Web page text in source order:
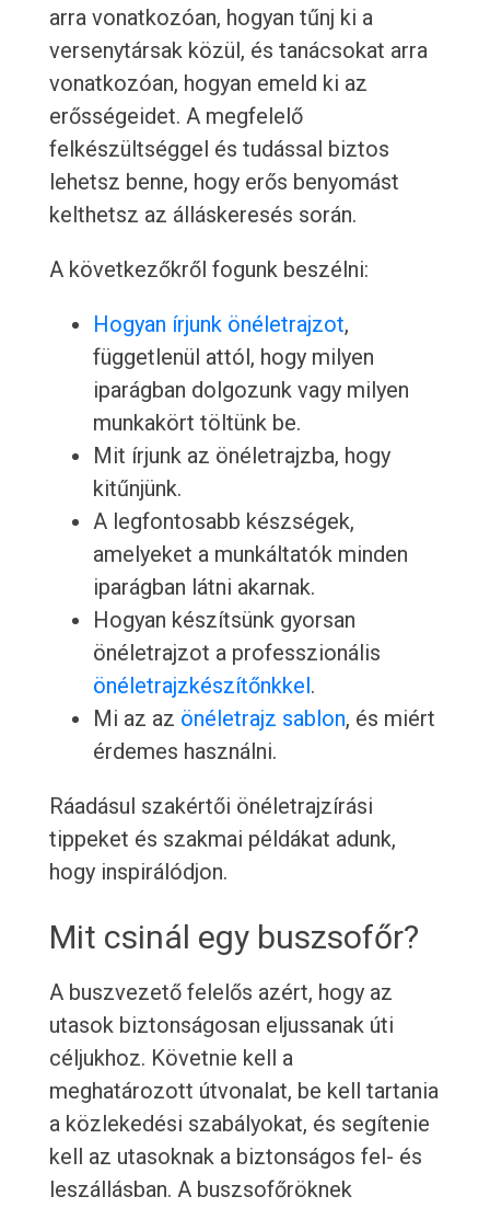
arra vonatkozóan, hogyan tűnj ki a
versenytársak közül, és tanácsokat arra
vonatkozóan, hogyan emeld ki az
erősségeidet. A megfelelő
felkészültséggel és tudással biztos
lehetsz benne, hogy erős benyomást
kelthetsz az álláskeresés során.
A következőkről fogunk beszélni:
Hogyan írjunk önéletrajzot,
függetlenül attól, hogy milyen
iparágban dolgozunk vagy milyen
munkakört töltünk be.
Mit írjunk az önéletrajzba, hogy
kitűnjünk.
A legfontosabb készségek,
amelyeket a munkáltatók minden
iparágban látni akarnak.
Hogyan készítsünk gyorsan
önéletrajzot a professzionális
önéletrajzkészítőnkkel.
Mi az az önéletrajz sablon, és miért
érdemes használni.
Ráadásul szakértői önéletrajzírási
tippeket és szakmai példákat adunk,
hogy inspirálódjon.
Mit csinál egy buszsofőr?
A buszvezető felelős azért, hogy az
utasok biztonságosan eljussanak úti
céljukhoz. Követnie kell a
meghatározott útvonalat, be kell tartania
a közlekedési szabályokat, és segítenie
kell az utasoknak a biztonságos fel- és
leszállásban. A buszsofőröknek